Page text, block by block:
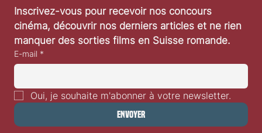
Inscrivez-vous pour recevoir nos concours
cinéma, découvrir nos derniers articles et ne rien
manquer des sorties films en Suisse romande.
E-mail *
Oui, je souhaite m'abonner à votre newsletter.
Envoyer